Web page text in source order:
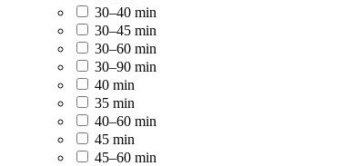
30–40 min
30–45 min
30–60 min
30–90 min
40 min
35 min
40–60 min
45 min
45–60 min